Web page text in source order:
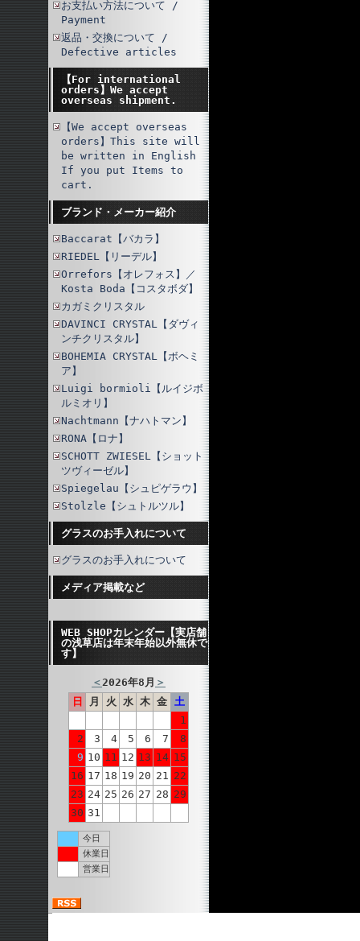
お支払い方法について /
Payment
返品・交換について /
Defective articles
【For international
orders】We accept
overseas shipment.
【We accept overseas
orders】This site will
be written in English
If you put Items to
cart.
ブランド・メーカー紹介
Baccarat【バカラ】
RIEDEL【リーデル】
Orrefors【オレフォス】／
Kosta Boda【コスタボダ】
カガミクリスタル
DAVINCI CRYSTAL【ダヴィ
ンチクリスタル】
BOHEMIA CRYSTAL【ボヘミ
ア】
Luigi bormioli【ルイジボ
ルミオリ】
Nachtmann【ナハトマン】
RONA【ロナ】
SCHOTT ZWIESEL【ショット
ツヴィーゼル】
Spiegelau【シュピゲラウ】
Stolzle【シュトルツル】
グラスのお手入れについて
グラスのお手入れについて
メディア掲載など
WEB SHOPカレンダー【実店舗
の浅草店は年末年始以外無休で
す】
＜2026年8月 ＞
日
月 火 水 木 金 土
1
2
3 4 5 6 7
8
9 10 11 12 13 14 15
16 17 18 19 20 21 22
23 24 25 26 27 28 29
30 31
今日
休業日
営業日